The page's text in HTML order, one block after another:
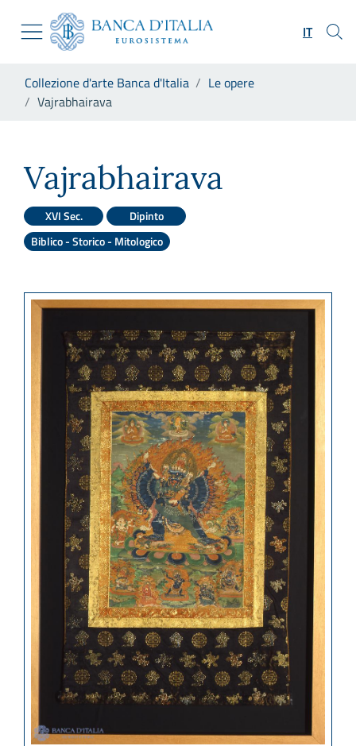
Skip to Main Content
Vai al sito istituzionale
Vai al menu di navigazione
Vai alla ricerca
Vai al footer
IT
Collezione d'arte Banca d'Italia
Le opere
Vajrabhairava
Vajrabhairava
XVI Sec.
Dipinto
Biblico - Storico - Mitologico